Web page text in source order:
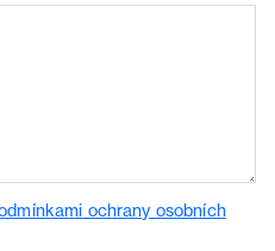
ochrany osobních